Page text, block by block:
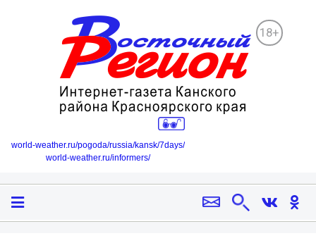
18+
world-weather.ru/pogoda/russia/kansk/7days/
world-weather.ru/informers/